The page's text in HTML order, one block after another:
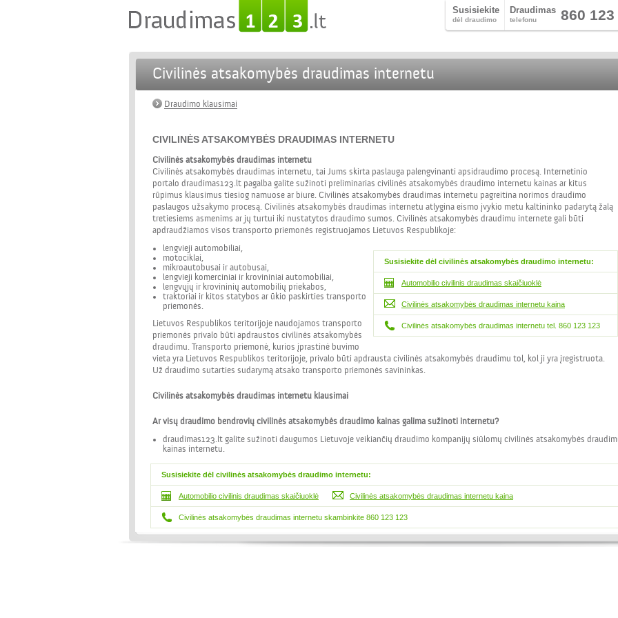
Susisiekite
dėl draudimo
Draudimas
telefonu 860 123
Civilinės atsakomybės draudimas internetu
Draudimo klausimai
CIVILINĖS ATSAKOMYBĖS DRAUDIMAS INTERNETU
Civilinės atsakomybės draudimas internetu
Civilinės atsakomybės draudimas internetu, tai Jums skirta paslauga palengvinanti apsidraudimo procesą. Internetinio
portalo draudimas123.lt pagalba galite sužinoti preliminarias civilinės atsakomybės draudimo internetu kainas ar kitus
rūpimus klausimus tiesiog namuose ar biure. Civilinės atsakomybės draudimas internetu pagreitina norimos draudimo
paslaugos užsakymo procesą. Civilinės atsakomybės draudimas internetu atlygina eismo įvykio metu kaltininko padarytą žalą
tretiesiems asmenims ar jų turtui iki nustatytos draudimo sumos. Civilinės atsakomybės draudimu internete gali būti
apdraudžiamos visos transporto priemonės registruojamos Lietuvos Respublikoje:
Susisiekite dėl civilinės atsakomybės draudimo internetu:
Automobilio civilinis draudimas skaičiuoklė
Civilinės atsakomybės draudimas internetu kaina
Civilinės atsakomybės draudimas internetu tel. 860 123 123
lengvieji automobiliai,
motociklai,
mikroautobusai ir autobusai,
lengvieji komerciniai ir krovininiai automobiliai,
lengvųjų ir krovininių automobilių priekabos,
traktoriai ir kitos statybos ar ūkio paskirties transporto
priemonės.
Lietuvos Respublikos teritorijoje naudojamos transporto
priemonės privalo būti apdraustos civilinės atsakomybės
draudimu. Transporto priemonė, kurios įprastinė buvimo
vieta yra Lietuvos Respublikos teritorijoje, privalo būti apdrausta civilinės atsakomybės draudimu tol, kol ji yra įregistruota.
Už draudimo sutarties sudarymą atsako transporto priemonės savininkas.
Civilinės atsakomybės draudimas internetu klausimai
Ar visų draudimo bendrovių civilinės atsakomybės draudimo kainas galima sužinoti internetu?
draudimas123.lt galite sužinoti daugumos Lietuvoje veikiančių draudimo kompanijų siūlomų civilinės atsakomybės
kainas internetu.
Susisiekite dėl civilinės atsakomybės draudimo internetu:
Automobilio civilinis draudimas skaičiuoklė Civilinės atsakomybės draudimas internetu kaina
Civilinės atsakomybės draudimas internetu skambinkite 860 123 123